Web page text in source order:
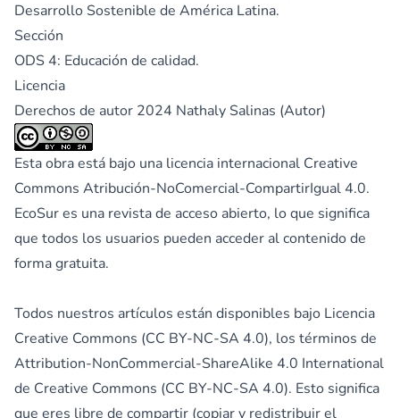
Desarrollo Sostenible de América Latina.
Sección
ODS 4: Educación de calidad.
Licencia
Derechos de autor 2024 Nathaly Salinas (Autor)
Esta obra está bajo una licencia internacional Creative
Commons Atribución-NoComercial-CompartirIgual 4.0.
EcoSur es una revista de acceso abierto, lo que significa
que todos los usuarios pueden acceder al contenido de
forma gratuita.
Todos nuestros artículos están disponibles bajo Licencia
Creative Commons (CC BY-NC-SA 4.0), los términos de
Attribution-NonCommercial-ShareAlike 4.0 International
de Creative Commons (CC BY-NC-SA 4.0). Esto significa
que eres libre de compartir (copiar y redistribuir el